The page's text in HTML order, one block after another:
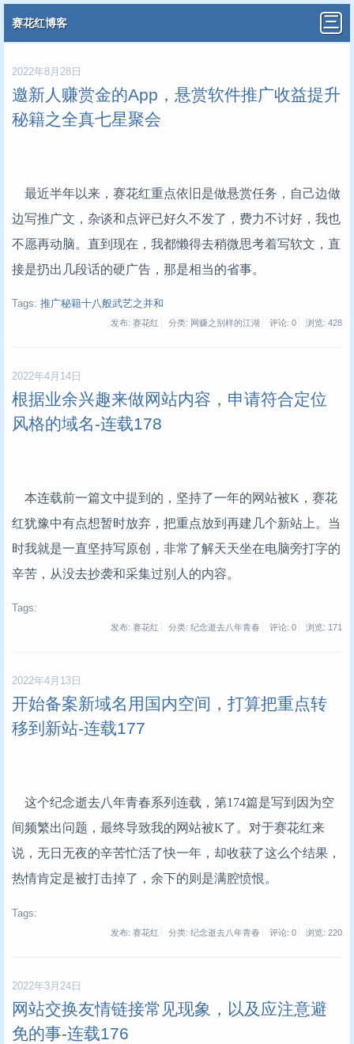
赛花红博客
2022年8月28日
邀新人赚赏金的App，悬赏软件推广收益提升
秘籍之全真七星聚会
最近半年以来，赛花红重点依旧是做悬赏任务，自己边做
边写推广文，杂谈和点评已好久不发了，费力不讨好，我也
不愿再动脑。直到现在，我都懒得去稍微思考着写软文，直
接是扔出几段话的硬广告，那是相当的省事。
Tags: 推广秘籍十八般武艺之并和
发布: 赛花红 分类: 网赚之别样的江湖 评论: 0 浏览: 428
2022年4月14日
根据业余兴趣来做网站内容，申请符合定位
风格的域名-连载178
本连载前一篇文中提到的，坚持了一年的网站被K，赛花
红犹豫中有点想暂时放弃，把重点放到再建几个新站上。当
时我就是一直坚持写原创，非常了解天天坐在电脑旁打字的
辛苦，从没去抄袭和采集过别人的内容。
Tags:
发布: 赛花红 分类: 纪念逝去八年青春 评论: 0 浏览: 171
2022年4月13日
开始备案新域名用国内空间，打算把重点转
移到新站-连载177
这个纪念逝去八年青春系列连载，第174篇是写到因为空
间频繁出问题，最终导致我的网站被K了。对于赛花红来
说，无日无夜的辛苦忙活了快一年，却收获了这么个结果，
热情肯定是被打击掉了，余下的则是满腔愤恨。
Tags:
发布: 赛花红 分类: 纪念逝去八年青春 评论: 0 浏览: 220
2022年3月24日
网站交换友情链接常见现象，以及应注意避
免的事-连载176